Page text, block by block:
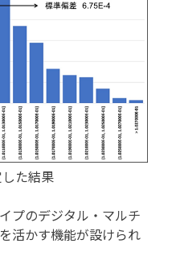
た結果
プのデジタル・マルチ
活かす機能が設けられ